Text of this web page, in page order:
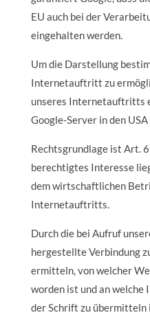
EU auch bei der
eingehalten werden.
Um die Darstellung
Internetauftritt zu
unseres Internetauftritts
Google-Server in den
Rechtsgrundlage ist Art.
berechtigtes Interesse
dem wirtschaftlichen
Internetauftritts.
Durch die bei Aufruf
hergestellte Verbindung
ermitteln, von welcher
worden ist und an welche
der Schrift zu übermitteln